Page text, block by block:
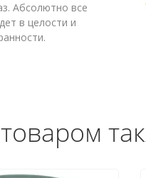
Абсолютно все
в целости и